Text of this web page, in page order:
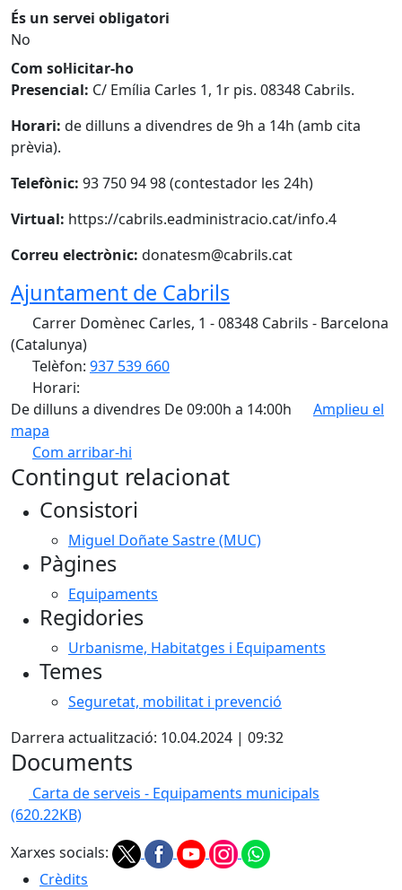
És un servei obligatori
No
Com sol·licitar-ho
Presencial: C/ Emília Carles 1, 1r pis. 08348 Cabrils.
Horari: de dilluns a divendres de 9h a 14h (amb cita
prèvia).
Telefònic: 93 750 94 98 (contestador les 24h)
Virtual: https://cabrils.eadministracio.cat/info.4
Correu electrònic: donatesm@cabrils.cat
Ajuntament de Cabrils
Carrer Domènec Carles, 1 - 08348 Cabrils - Barcelona
(Catalunya)
Telèfon: 937 539 660
Horari:
De dilluns a divendres De 09:00h a 14:00h
Amplieu el
mapa
Com arribar-hi
+
−
Contingut relacionat
Consistori
Miguel Doñate Sastre (MUC)
Pàgines
Equipaments
Regidories
Urbanisme, Habitatges i Equipaments
Temes
Seguretat, mobilitat i prevenció
Darrera actualització: 10.04.2024 | 09:32
Documents
Carta de serveis - Equipaments municipals
(620.22KB)
Xarxes socials:
Crèdits